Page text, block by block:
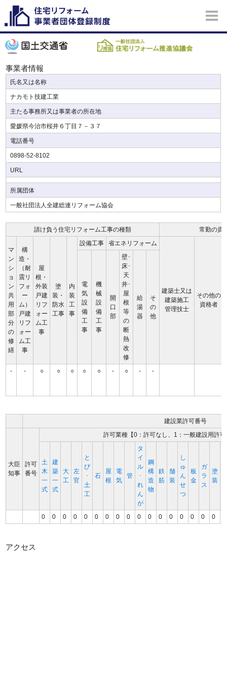
事業者情報
氏名又は名称
ナカモト技建工業
主たる事務所又は事業者の所在地
愛媛県今治市桜井６丁目７－３７
電話番号
0898-52-8102
URL
所属団体
一般社団法人全建総連リフォーム協会
請け負う住宅リフォーム工事の種類 常勤の資
マ
ン
シ
ョ
ン
共
用
部
分
の
修
繕
構
造・
（耐
震リ
フォ
ー
ム）
戸建
リフ
ォー
ム工
事
屋
根・
外装
戸建
リフ
ォー
ム工
事
塗
装・
防水
工事
内
装
工
事
設備工事 省エネリフォーム
建築士又は
建築施工
管理技士
その他の
資格者
電
気
設
備
工
事
機
械
設
備
工
事
開
口
部
壁･
床･
天
井･
屋
根
等
の
断
熱
改
修
給
湯
器
そ
の
他
- - ○ ○ ○ ○ ○ - ○ - -
建設業許可番号
大臣
知事
許可
番号
許可業種【0：許可なし、1：一般建設用許
土
木
一
式
建
築
一
式
大
工
左
官
と
び
･
土
工
石
屋
根
電
気
管
タ
イ
ル
･
れ
ん
が
鋼
構
造
物
鉄
筋
舗
装
し
ゅ
ん
せ
つ
板
金
ガ
ラ
ス
塗
装
0 0 0 0 0 0 0 0 0 0 0 0 0 0 0 0 0
アクセス